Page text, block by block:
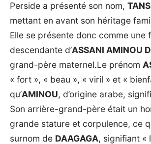
Perside a présenté son nom,
mettant en avant son héritage
Elle se présente donc comme une
descendante d’ASSANI AMINOU
grand-père maternel.Le prénom
« fort », « beau », « viril » et «
qu’AMINOU, d’origine arabe,
Son arrière-grand-père était un
grande stature et corpulence, ce
surnom de DAAGAGA, signifiant «